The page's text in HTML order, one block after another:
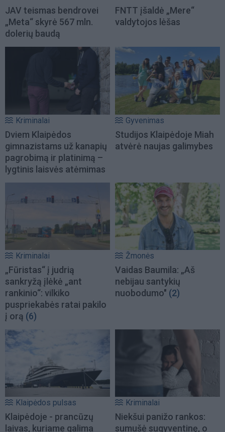
JAV teismas bendrovei
„Meta“ skyrė 567 mln.
dolerių baudą
FNTT įšaldė „Mere“
valdytojos lėšas
Kriminalai
Dviem Klaipėdos
gimnazistams už kanapių
pagrobimą ir platinimą –
lygtinis laisvės atėmimas
Gyvenimas
Studijos Klaipėdoje Miah
atvėrė naujas galimybes
Kriminalai
„Fūristas“ į judrią
sankryžą įlėkė „ant
rankinio“: vilkiko
puspriekabės ratai pakilo
į orą (6)
Žmonės
Vaidas Baumila: „Aš
nebijau santykių
nuobodumo" (2)
Klaipėdos pulsas
Klaipėdoje - prancūzų
laivas, kuriame galima
Kriminalai
Niekšui panižo rankos:
sumušė sugyventinę, o